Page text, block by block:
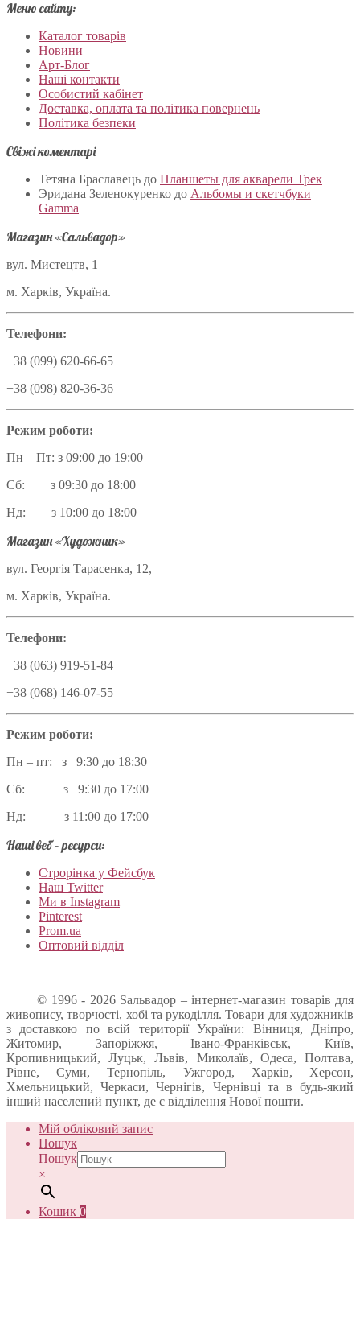
Меню сайту:
Каталог товарів
Новини
Арт-Блог
Наші контакти
Особистий кабінет
Доставка, оплата та політика повернень
Політика безпеки
Свіжі коментарі
Тетяна Браславець до Планшеты для акварели Трек
Эридана Зеленокуренко до Альбомы и скетчбуки
Gamma
Магазин «Сальвадор»
вул. Мистецтв, 1
м. Харків, Україна.
Телефони:
+38 (099) 620-66-65
+38 (098) 820-36-36
Режим роботи:
Пн – Пт: з 09:00 до 19:00
Сб: з 09:30 до 18:00
Нд: з 10:00 до 18:00
Магазин «Художник»
вул. Георгія Тарасенка, 12,
м. Харків, Україна.
Телефони:
+38 (063) 919-51-84
+38 (068) 146-07-55
Режим роботи:
Пн – пт: з 9:30 до 18:30
Сб: з 9:30 до 17:00
Нд: з 11:00 до 17:00
Наші веб – ресурси:
Строрінка у Фейсбук
Наш Twitter
Ми в Instagram
Pinterest
Prom.ua
Оптовий відділ
© 1996 - 2026 Sальвадор – інтернет-магазин товарів для
живопису, творчості, хобі та рукоділля. Товари для художників
з доставкою по всій території України: Вінниця, Дніпро,
Житомир, Запоріжжя, Івано-Франківськ, Київ,
Кропивницький, Луцьк, Львів, Миколаїв, Одеса, Полтава,
Рівне, Суми, Тернопіль, Ужгород, Харків, Херсон,
Хмельницький, Черкаси, Чернігів, Чернівці та в будь-який
інший населений пункт, де є відділення Нової пошти.
Мій обліковий запис
Пошук
Пошук
×
Кошик 0